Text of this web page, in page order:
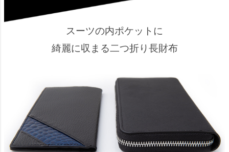
スーツの内ポケットに
綺麗に収まる二つ折り長財布